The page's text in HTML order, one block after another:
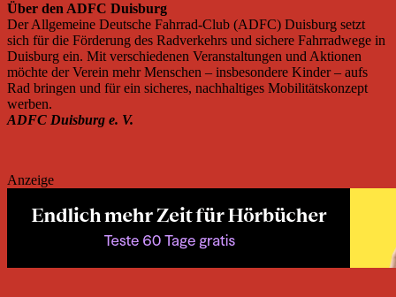
Über den ADFC Duisburg
Der Allgemeine Deutsche Fahrrad-Club (ADFC) Duisburg setzt
sich für die Förderung des Radverkehrs und sichere Fahrradwege in
Duisburg ein. Mit verschiedenen Veranstaltungen und Aktionen
möchte der Verein mehr Menschen – insbesondere Kinder – aufs
Rad bringen und für ein sicheres, nachhaltiges Mobilitätskonzept
werben.
ADFC Duisburg e. V.
Anzeige